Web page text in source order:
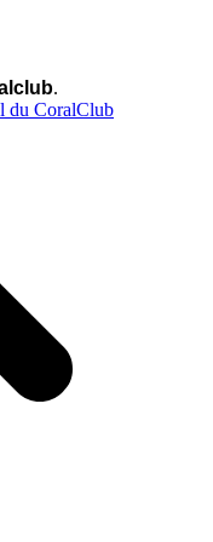
.
du CoralClub